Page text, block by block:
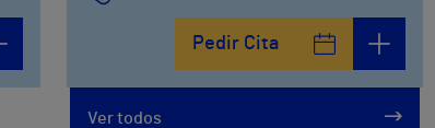
Pedir Cita
Ver todos